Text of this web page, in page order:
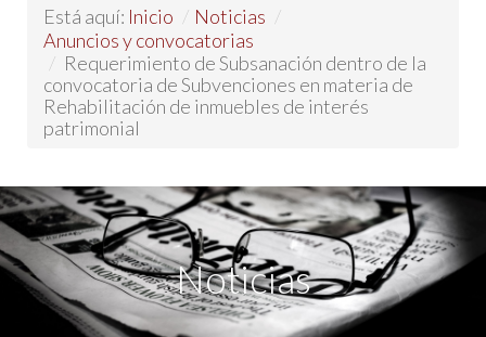
Está aquí: Inicio / Noticias /
Anuncios y convocatorias
/ Requerimiento de Subsanación dentro de la
convocatoria de Subvenciones en materia de
Rehabilitación de inmuebles de interés
patrimonial
Noticias